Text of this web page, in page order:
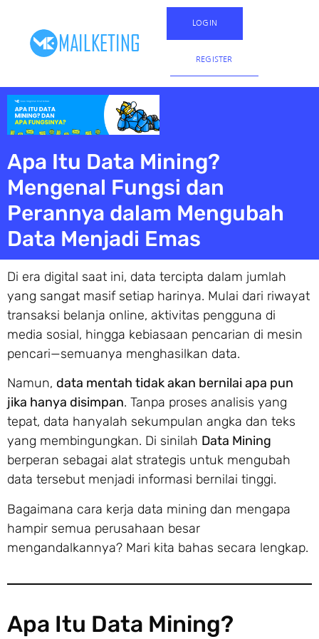
LOGIN
REGISTER
Apa Itu Data Mining?
Mengenal Fungsi dan
Perannya dalam Mengubah
Data Menjadi Emas
Di era digital saat ini, data tercipta dalam jumlah
yang sangat masif setiap harinya. Mulai dari riwayat
transaksi belanja online, aktivitas pengguna di
media sosial, hingga kebiasaan pencarian di mesin
pencari—semuanya menghasilkan data.
Namun, data mentah tidak akan bernilai apa pun
jika hanya disimpan. Tanpa proses analisis yang
tepat, data hanyalah sekumpulan angka dan teks
yang membingungkan. Di sinilah Data Mining
berperan sebagai alat strategis untuk mengubah
data tersebut menjadi informasi bernilai tinggi.
Bagaimana cara kerja data mining dan mengapa
hampir semua perusahaan besar
mengandalkannya? Mari kita bahas secara lengkap.
Apa Itu Data Mining?